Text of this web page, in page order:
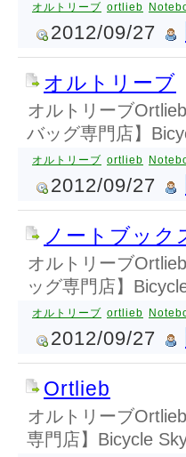
オルトリーブ ortlieb
2012/09/27
オルトリーブ
オルトリーブ
バッグ専門店】
オルトリーブ ortlieb
2012/09/27
ノートブック
オルトリーブ
ッグ専門店】
オルトリーブ ortlieb
2012/09/27
Ortlieb
オルトリーブ
専門店】Bicycle